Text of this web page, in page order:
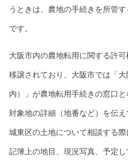
うときは、農地の手続きを所管
です。
大阪市内の農地転用に関する許
移譲されており、大阪市では「
内）」が農地転用手続きの窓口
対象地の詳細（地番など）を伝
城東区の土地について相談する
記簿上の地目、現況写真、予定